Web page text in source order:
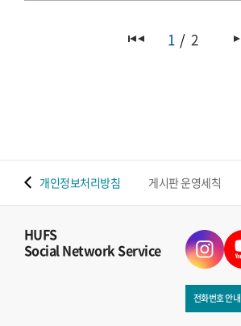
1 2
개인정보처리방침 게시판 운영세칙
HUFS
Social Network Service
전화번호 안내